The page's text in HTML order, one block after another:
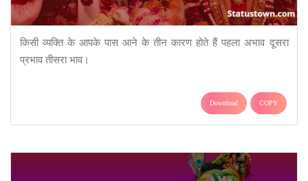
किसी व्यक्ति के आपके पास आने के तीन कारण होते हैं पहला अभाव दूसरा
प्रभाव तीसरा भाव।
Download COPY